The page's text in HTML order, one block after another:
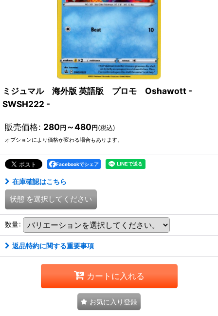
ミジュマル 海外版 英語版 プロモ Oshawott -
SWSH222 -
販売価格: 280円 ～480円(税込)
オプションにより価格が変わる場合もあります。
Facebookでシェア
在庫確認はこちら
状態 を選択してください
数量:
返品特約に関する重要事項
カートに入れる
お気に入り登録